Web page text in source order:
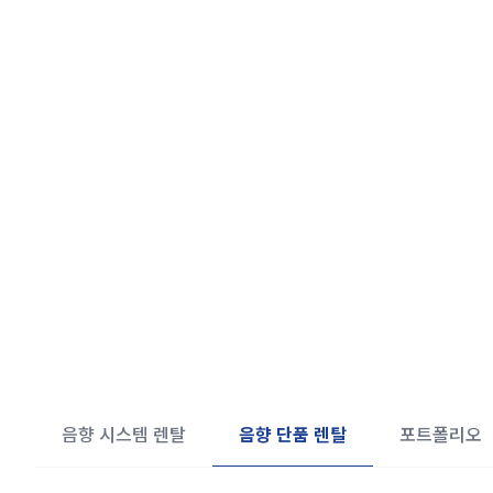
음향 시스템 렌탈 음향 단품 렌탈 포트폴리오